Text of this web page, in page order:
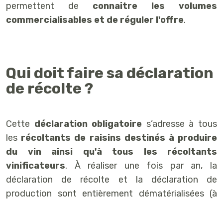
permettent de connaitre les volumes
commercialisables et de réguler l'offre.
Qui doit faire sa déclaration
de récolte ?
Cette déclaration obligatoire s’adresse à tous
les récoltants de raisins destinés à produire
du vin ainsi qu'à tous les récoltants
vinificateurs. À réaliser une fois par an, la
déclaration de récolte et la déclaration de
production sont entièrement dématérialisées (à